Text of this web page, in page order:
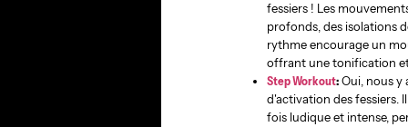
fessiers ! Les
profonds, des isolations
rythme encourage un
offrant une tonification
Step Workout:Oui, nous y
d'activation des fessiers.
fois ludique et intense,